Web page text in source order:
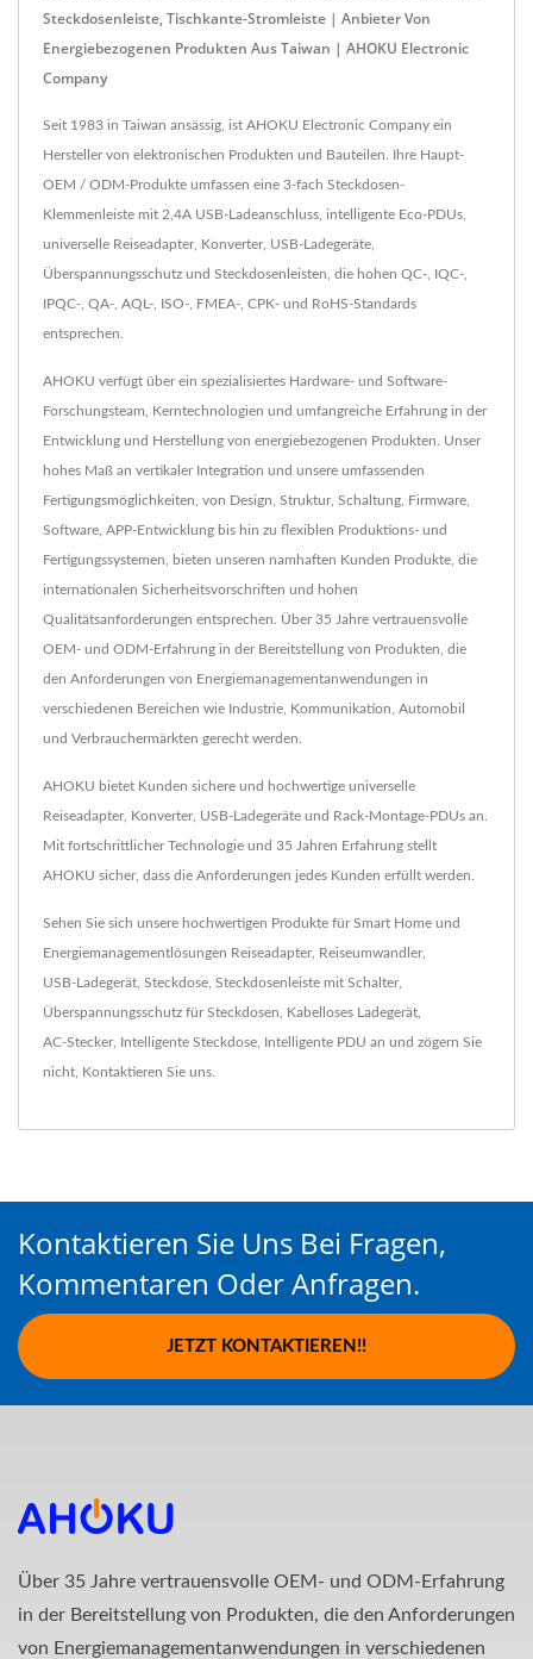
Steckdosenleiste, Tischkante-Stromleiste | Anbieter Von
Energiebezogenen Produkten Aus Taiwan | AHOKU Electronic
Company
Seit 1983 in Taiwan ansässig, ist AHOKU Electronic Company ein
Hersteller von elektronischen Produkten und Bauteilen. Ihre Haupt-
OEM / ODM-Produkte umfassen eine 3-fach Steckdosen-
Klemmenleiste mit 2,4A USB-Ladeanschluss, intelligente Eco-PDUs,
universelle Reiseadapter, Konverter, USB-Ladegeräte,
Überspannungsschutz und Steckdosenleisten, die hohen QC-, IQC-,
IPQC-, QA-, AQL-, ISO-, FMEA-, CPK- und RoHS-Standards
entsprechen.
AHOKU verfügt über ein spezialisiertes Hardware- und Software-
Forschungsteam, Kerntechnologien und umfangreiche Erfahrung in der
Entwicklung und Herstellung von energiebezogenen Produkten. Unser
hohes Maß an vertikaler Integration und unsere umfassenden
Fertigungsmöglichkeiten, von Design, Struktur, Schaltung, Firmware,
Software, APP-Entwicklung bis hin zu flexiblen Produktions- und
Fertigungssystemen, bieten unseren namhaften Kunden Produkte, die
internationalen Sicherheitsvorschriften und hohen
Qualitätsanforderungen entsprechen. Über 35 Jahre vertrauensvolle
OEM- und ODM-Erfahrung in der Bereitstellung von Produkten, die
den Anforderungen von Energiemanagementanwendungen in
verschiedenen Bereichen wie Industrie, Kommunikation, Automobil
und Verbrauchermärkten gerecht werden.
AHOKU bietet Kunden sichere und hochwertige universelle
Reiseadapter, Konverter, USB-Ladegeräte und Rack-Montage-PDUs an.
Mit fortschrittlicher Technologie und 35 Jahren Erfahrung stellt
AHOKU sicher, dass die Anforderungen jedes Kunden erfüllt werden.
Sehen Sie sich unsere hochwertigen Produkte für Smart Home und
Energiemanagementlösungen Reiseadapter, Reiseumwandler,
USB-Ladegerät Steckdose Steckdosenleiste mit Schalter,
Überspannungsschutz für Steckdosen Kabelloses Ladegerät
AC-Stecker, Intelligente Steckdose Intelligente PDU an und zögern Sie
nicht, Kontaktieren Sie uns
Kontaktieren Sie Uns Bei Fragen,
Kommentaren Oder Anfragen.
JETZT KONTAKTIEREN!!
Über 35 Jahre vertrauensvolle OEM- und ODM-Erfahrung
in der Bereitstellung von Produkten, die den Anforderungen
von Energiemanagementanwendungen in verschiedenen